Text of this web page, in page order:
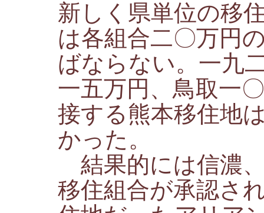
新しく県単位の移
は各組合二〇万円
ばならない。一九
一五万円、鳥取一
接する熊本移住地
かった。
結果的には信濃
移住組合が承認さ